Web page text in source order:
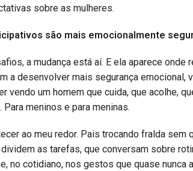
sobre as mulheres.
são mais emocionalmente
a mudança está aí. E ela aparece
a desenvolver mais segurança
vendo um homem que cuida, que acolhe,
meninos e para meninas.
ao meu redor. Pais trocando fralda
as tarefas, que conversam sobre
no cotidiano, nos gestos que quase